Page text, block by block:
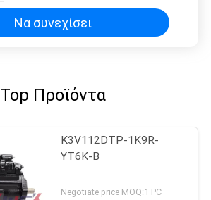
Να συνεχίσει
Top Προϊόντα
K3V112DTP-1K9R-
YT6K-Β
Negotiate price MOQ:1 PC